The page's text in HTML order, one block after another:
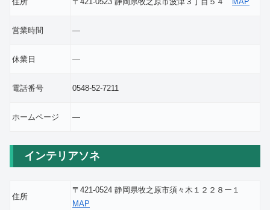
営業時間 ―
休業日 ―
電話番号 0548-52-7211
ホームページ ―
インテリアソネ
住所
〒421-0524 静岡県牧之原市須々木１２２８ー１
MAP